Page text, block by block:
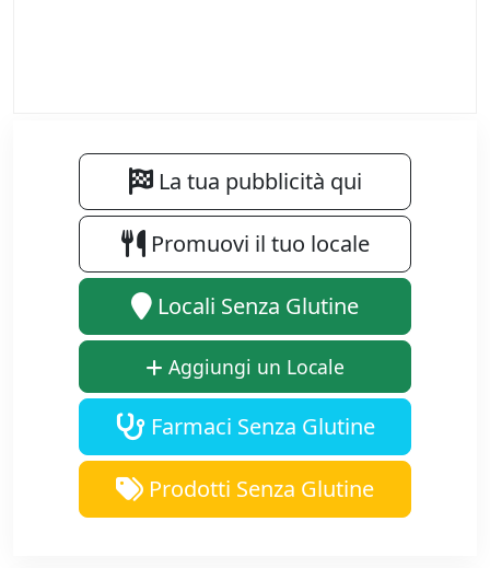
La tua pubblicità qui
Promuovi il tuo locale
Locali Senza Glutine
Aggiungi un Locale
Farmaci Senza Glutine
Prodotti Senza Glutine